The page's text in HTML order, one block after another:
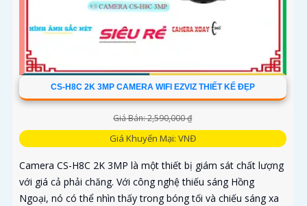
CS-H8C 2K 3MP CAMERA WIFI EZVIZ THIẾT KẾ ĐẸP
Giá Bán: 2,590,000 ₫
Giá Khuyến Mại: VNĐ
Camera CS-H8C 2K 3MP là một thiết bị giám sát chất lượng
với giá cả phải chăng. Với công nghệ thiếu sáng Hồng
Ngoại, nó có thể nhìn thấy trong bóng tối và chiếu sáng xa